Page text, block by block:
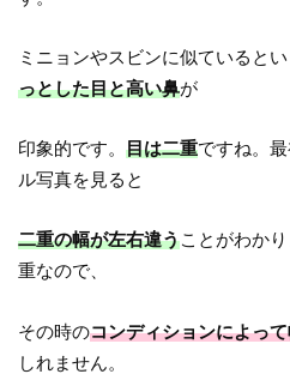
ミニョンやスビンに似ていると
っとした目と高い鼻が
印象的です。目は二重ですね。
ル写真を見ると
二重の幅が左右違うことがわか
重なので、
その時のコンディションによっ
しれません。